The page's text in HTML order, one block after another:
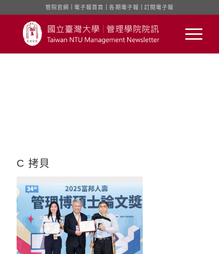
管院官網 電子報首頁 ｜各期電子報 訂閱電子報
C 拷貝